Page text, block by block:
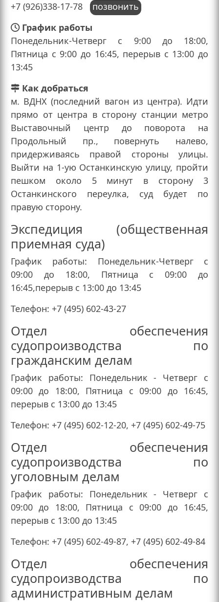
+7 (926)338-17-78
позвонить
График работы
Понедельник-Четверг с 9:00 до 18:00,
Пятница с 9:00 до 16:45, перерыв с 13:00 до
13:45
Как добраться
м. ВДНХ (последний вагон из центра). Идти
прямо от центра в сторону станции метро
Выставочный центр до поворота на
Продольный пр., повернуть налево,
придерживаясь правой стороны улицы.
Выйти на 1-ую Останкинскую улицу, пройти
пешком около 5 минут в сторону 3
Останкинского переулка, суд будет по
правую сторону.
Экспедиция (общественная
приемная суда)
График работы: Понедельник-Четверг с
09:00 до 18:00, Пятница с 09:00 до
16:45,перерыв с 13:00 до 13:45
Телефон: +7 (495) 602-43-27
Отдел обеспечения
судопроизводства по
гражданским делам
График работы: Понедельник - Четверг с
09:00 до 18:00, Пятница с 09:00 до 16:45,
перерыв с 13:00 до 13:45
Телефон: +7 (495) 602-12-20, +7 (495) 602-49-75
Отдел обеспечения
судопроизводства по
уголовным делам
График работы: Понедельник - Четверг с
09:00 до 18:00, Пятница с 09:00 до 16:45,
перерыв с 13:00 до 13:45
Телефон: +7 (495) 602-49-87, +7 (495) 602-49-84
Отдел обеспечения
судопроизводства по
административным делам